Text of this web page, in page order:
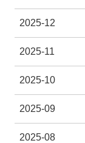
2025-12
2025-11
2025-10
2025-09
2025-08